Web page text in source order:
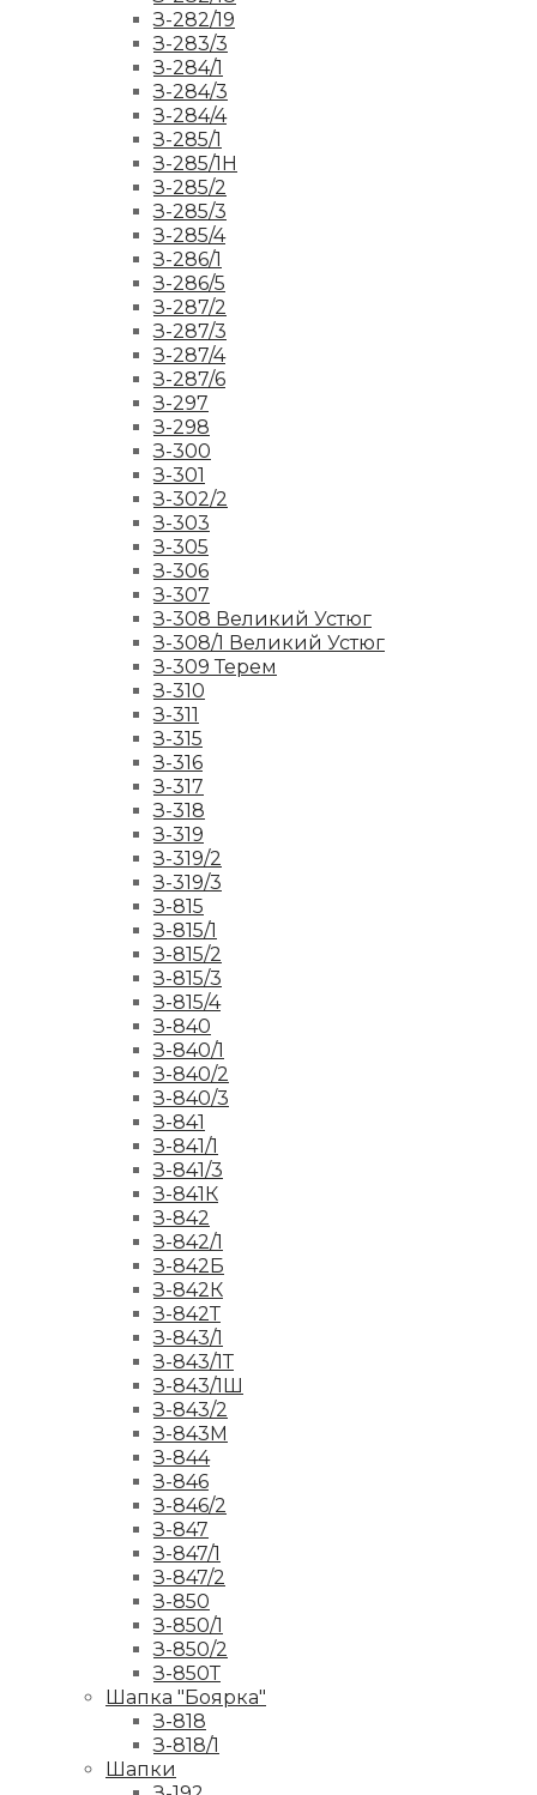
З-282/19
З-283/3
З-284/1
З-284/3
З-284/4
З-285/1
З-285/1Н
З-285/2
З-285/3
З-285/4
З-286/1
З-286/5
З-287/2
З-287/3
З-287/4
З-287/6
З-297
З-298
З-300
З-301
З-302/2
З-303
З-305
З-306
З-307
З-308 Великий Устюг
З-308/1 Великий Устюг
З-309 Терем
З-310
З-311
З-315
З-316
З-317
З-318
З-319
З-319/2
З-319/3
З-815
З-815/1
З-815/2
З-815/3
З-815/4
З-840
З-840/1
З-840/2
З-840/3
З-841
З-841/1
З-841/3
З-841К
З-842
З-842/1
З-842Б
З-842К
З-842Т
З-843/1
З-843/1Т
З-843/1Ш
З-843/2
З-843М
З-844
З-846
З-846/2
З-847
З-847/1
З-847/2
З-850
З-850/1
З-850/2
З-850Т
Шапка "Боярка"
З-818
З-818/1
Шапки